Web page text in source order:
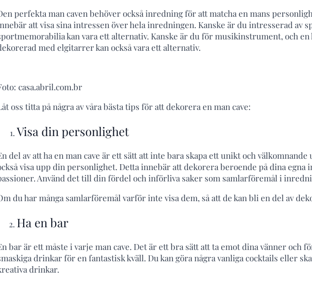
perfekta man caven behöver också inredning för att matcha en mans
att visa sina intressen över hela inredningen. Kanske är du intresserad av
kan vara ett alternativ. Kanske är du för musikinstrument, och en
med elgitarrer kan också vara ett alternativ.
casa.abril.com.br
oss titta på några av våra bästa tips för att dekorera en man cave:
Visa din personlighet
del av att ha en man cave är ett sätt att inte bara skapa ett unikt och
visa upp din personlighet. Detta innebär att dekorera beroende på dina egna
Använd det till din fördel och införliva saker som samlarföremål i
du har många samlarföremål varför inte visa dem, så att de kan bli en del av
Ha en bar
bar är ett måste i varje man cave. Det är ett bra sätt att ta emot dina vänner och
drinkar för en fantastisk kväll. Du kan göra några vanliga cocktails eller
drinkar.